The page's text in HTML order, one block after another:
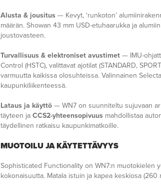
Alusta & jousitus — Kevyt, ‘runkoton’
määrän. Showan 43 mm USD-etuhaarukka ja
joustovasteen.
Turvallisuus & elektroniset avustimet— IMU-
Control (HSTC), valittavat ajotilat (STANDARD,
varmuutta kaikissa olosuhteissa. Valinnainen
kaupunkiliikenteessä.
Lataus ja käyttö— WN7 on suunniteltu sujuvaan
täyteen ja CCS2-yhteensopivuus mahdollistaa
täydellinen ratkaisu kaupunkimatkoille.
MUOTOILU JA KÄYTETTÄVYYS
Sophisticated Functionality on WN7:n muotokielen
kokonaisuutta. Matala istuin ja kapea keskiosa